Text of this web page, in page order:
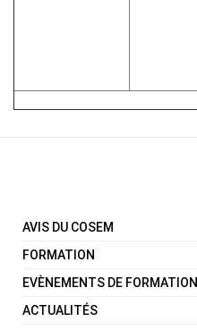
AVIS DU COSEM
FORMATION
EVÈNEMENTS DE FORMATION
ACTUALITÉS